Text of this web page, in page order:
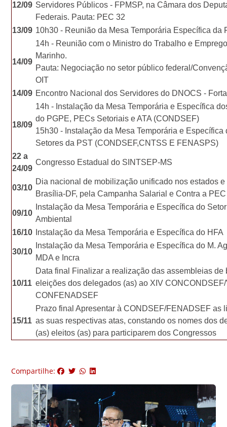
12/09 Servidores Públicos - FPMSP, na Câmara dos
Federais. Pauta: PEC 32
13/09 10h30 - Reunião da Mesa Temporária Específica da
14/09
14h - Reunião com o Ministro do Trabalho e
Marinho.
Pauta: Negociação no setor público federal/
OIT
14/09 Encontro Nacional dos Servidores do DNOCS -
18/09
14h - Instalação da Mesa Temporária e Específica
do PGPE, PECs Setoriais e ATA (CONDSEF)
15h30 - Instalação da Mesa Temporária e Específica
Setores da PST (CONDSEF,CNTSS E FENASPS)
22 a
24/09
Congresso Estadual do SINTSEP-MS
03/10
Dia nacional de mobilização unificado nos estados e
Brasília-DF, pela Campanha Salarial e Contra a
09/10
Instalação da Mesa Temporária e Específica do Setor
Ambiental
16/10
Instalação da Mesa Temporária e Específica do HFA
30/10
Instalação da Mesa Temporária e Específica do M.
MDA e Incra
10/11
Data final Finalizar a realização das assembleias de
eleições dos delegados (as) ao XIV
CONFENADSEF
15/11
Prazo final Apresentar à CONDSEF/FENADSEF as
as suas respectivas atas, constando os nomes dos
(as) eleitos (as) para participarem dos Congressos
Compartilhe: